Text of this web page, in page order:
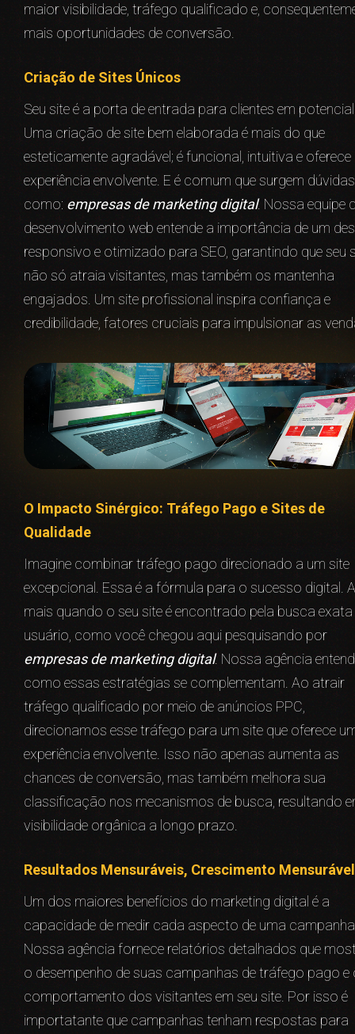
maior visibilidade, tráfego qualificado e,
mais oportunidades de conversão.
Criação de Sites Únicos
Seu site é a porta de entrada para clientes em
Uma criação de site bem elaborada é mais do que
esteticamente agradável; é funcional, intuitiva e oferece
experiência envolvente. E é comum que surgem dúvidas
como: empresas de marketing digital. Nossa equipe
desenvolvimento web entende a importância de um
responsivo e otimizado para SEO, garantindo que seu
não só atraia visitantes, mas também os mantenha
engajados. Um site profissional inspira confiança e
credibilidade, fatores cruciais para impulsionar as
O Impacto Sinérgico: Tráfego Pago e Sites de
Qualidade
Imagine combinar tráfego pago direcionado a um site
excepcional. Essa é a fórmula para o sucesso digital.
mais quando o seu site é encontrado pela busca
usuário, como você chegou aqui pesquisando por
empresas de marketing digital. Nossa agência
como essas estratégias se complementam. Ao atrair
tráfego qualificado por meio de anúncios PPC,
direcionamos esse tráfego para um site que oferece
experiência envolvente. Isso não apenas aumenta as
chances de conversão, mas também melhora sua
classificação nos mecanismos de busca, resultando
visibilidade orgânica a longo prazo.
Resultados Mensuráveis, Crescimento Mensurável
Um dos maiores benefícios do marketing digital é a
capacidade de medir cada aspecto de uma
Nossa agência fornece relatórios detalhados que
o desempenho de suas campanhas de tráfego pago e
comportamento dos visitantes em seu site. Por isso é
importatante que campanhas tenham respostas para